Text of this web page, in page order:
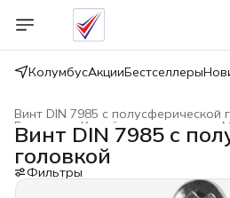
КолумбусАкцииБестселлеры
Винт DIN 7985 с полусферической
Крепёжные изделия
Главная
Винт DIN 7985 с
головкой
Фильтры